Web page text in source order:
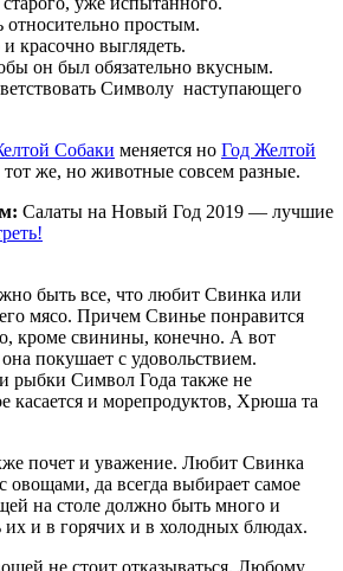
простым.
красочно выглядеть.
он был обязательно вкусным.
Символу наступающего
Собаки меняется но Год Желтой
же, но животные совсем разные.
Салаты на Новый Год 2019 — лучшие
быть все, что любит Свинка или
мясо. Причем Свинье понравится
кроме свинины, конечно. А вот
покушает с удовольствием.
рыбки Символ Года также не
касается и морепродуктов, Хрюша та
почет и уважение. Любит Свинка
овощами, да всегда выбирает самое
на столе должно быть много и
их и в горячих и в холодных блюдах.